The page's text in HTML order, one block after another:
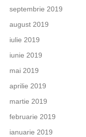
septembrie 2019
august 2019
iulie 2019
iunie 2019
mai 2019
aprilie 2019
martie 2019
februarie 2019
ianuarie 2019